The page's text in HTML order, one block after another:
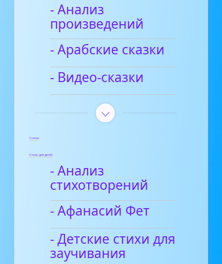
- Анализ
произведений
- Арабские сказки
- Видео-сказки
Статьи
Стихи для детей
- Анализ
стихотворений
- Афанасий Фет
- Детские стихи для
заучивания